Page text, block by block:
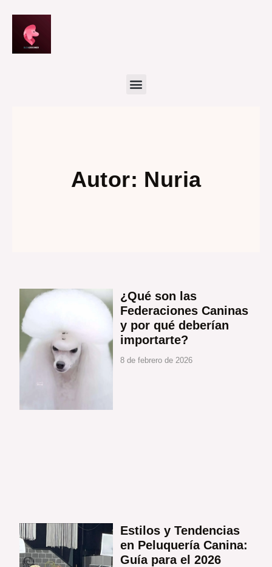
contenido
Autor: Nuria
¿Qué son las
Federaciones Caninas
y por qué deberían
importarte?
8 de febrero de 2026
Estilos y Tendencias
en Peluquería Canina:
Guía para el 2026
Página
Página
Página Página